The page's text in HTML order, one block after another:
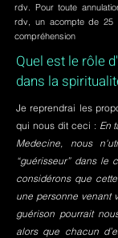
rdv. Pour toute
rdv, un acompte de 25
compréhension
Quel est le rôle
dans la
Je reprendrai les
qui nous dit ceci : En
Medecine, nous
“guérisseur” dans le
considérons que
une personne venant
guérison pourrait
alors que chacun